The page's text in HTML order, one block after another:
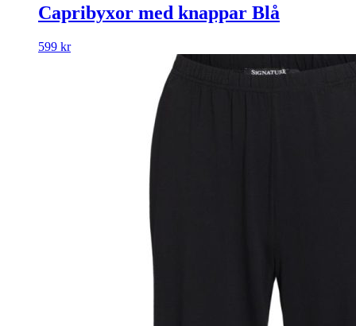
Capribyxor med knappar Blå
599 kr